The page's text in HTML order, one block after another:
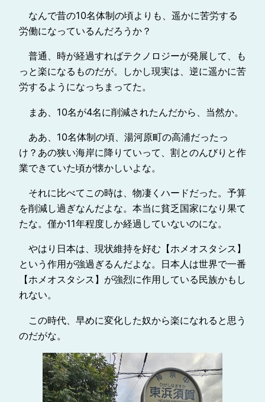
なんで昔の10名体制の頃よりも、遥かに苦労する
労働になっているんだろうか？
普通、時が経過すればテクノロジーが発展して、も
っと楽になるものだが。しかし現実は、逆に遥かに苦
労するようになっちまってた。
まあ、10名が4名に削減されたんだから、当然か。
ああ、10名体制の頃、湯河原町の高浦だったっ
け？あの狭い海岸に降りていって、割とのんびりと作
業できていた頃が懐かしいよな。
それに比べてこの時は、物凄くハードだった。予算
を削減し過ぎなんだよな。本当に貧乏国家になり果て
たな。僅か11年程度しか経過していないのにな。
やはり日本は、現状維持を好む【ホメオスタシス】
という作用が強過ぎるんだよな。日本人は世界で一番
【ホメオスタシス】が強烈に作用している民族かもし
れない。
この時代、早めに変化した奴から楽になれると思う
のだがな。